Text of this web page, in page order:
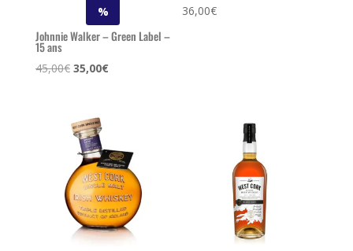
%
Johnnie Walker – Green Label –
15 ans
45,00€ Le
était :
45,00€.
35,00€Le
35,00€.
36,00€